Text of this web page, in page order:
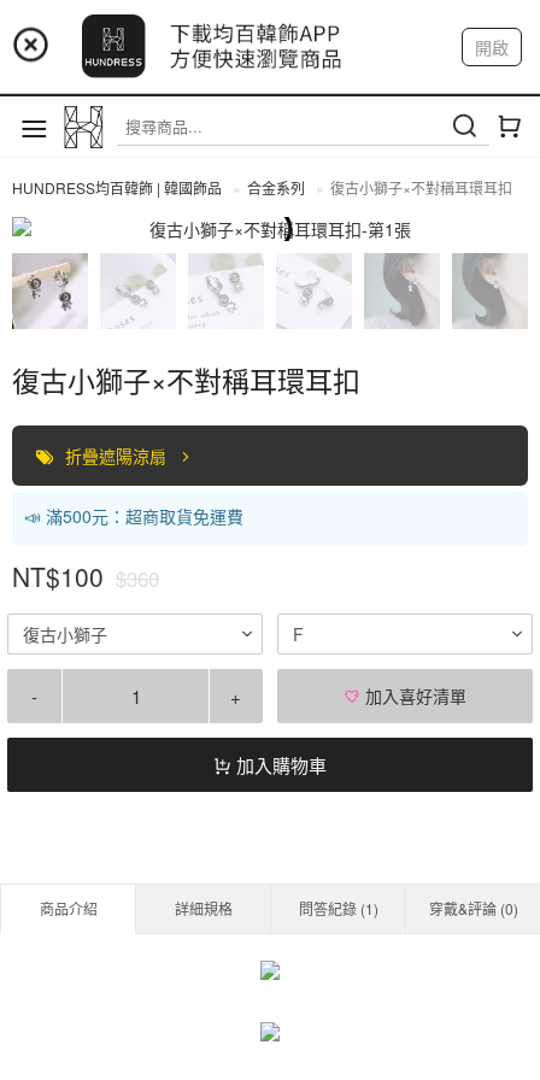
📢 市集預告：9/4-9/6 淡水捷運站
📢 市集預告：9/12-9/13 八里海巡基地
📢 市集預告：8/22-8/23 桃園青埔置地廣場
開啟
註冊 我的帳戶
HUNDRESS均百韓飾 | 韓國飾品 合金系列 復古小獅子×不對稱耳環耳扣
復古小獅子×不對稱耳環耳扣
折疊遮陽涼扇
📣 滿500元：超商取貨免運費
NT$100 $360
復古小獅子 F
- + 加入喜好清單
加入購物車
商品介紹 詳細規格 問答紀錄 (1) 穿戴&評論 (0)